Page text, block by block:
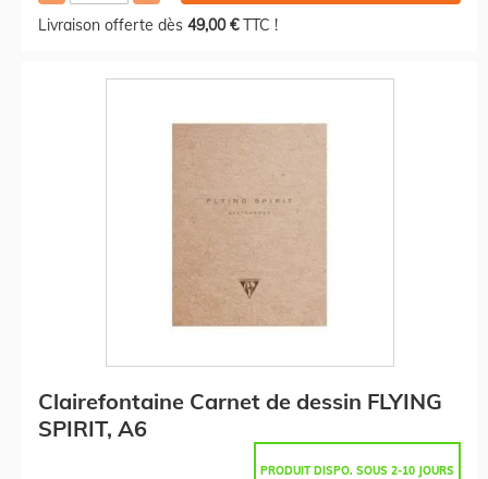
Livraison offerte dès 49,00 €TTC !
Clairefontaine Carnet de dessin FLYING
SPIRIT, A6
PRODUIT DISPO. SOUS 2-10 JOURS